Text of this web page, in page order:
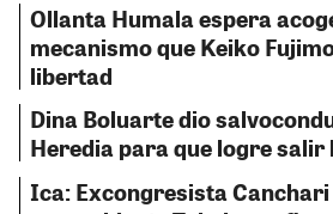
Ollanta Humala espera
mecanismo que Keiko
libertad
Dina Boluarte dio
Heredia para que logre salir
Ica: Excongresista